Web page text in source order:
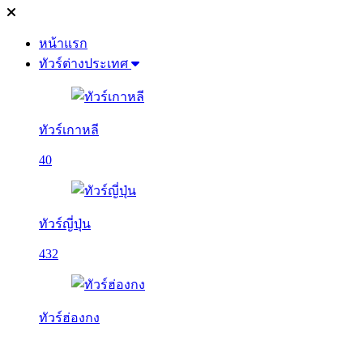
หน้าแรก
ทัวร์ต่างประเทศ
ทัวร์เกาหลี
40
ทัวร์ญี่ปุ่น
432
ทัวร์ฮ่องกง